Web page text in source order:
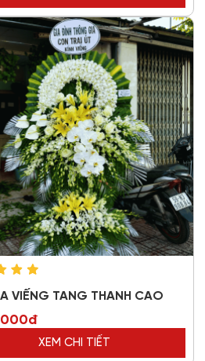
VIẾNG TANG THANH CAO
XEM CHI TIẾT